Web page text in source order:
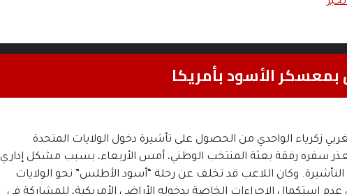
بمعسكر الأسود بأمريكا
زكرياء الواحدي من الحصول على تأشيرة دخول الولايات المتحدة
تعذر سفره رفقة بعثة المنتخب الوطني، أمس الأربعاء، بسبب مشكل إداري
التأشيرة. وكان اللاعب قد تخلف عن رحلة “أسود الأطلس” نحو الولايات